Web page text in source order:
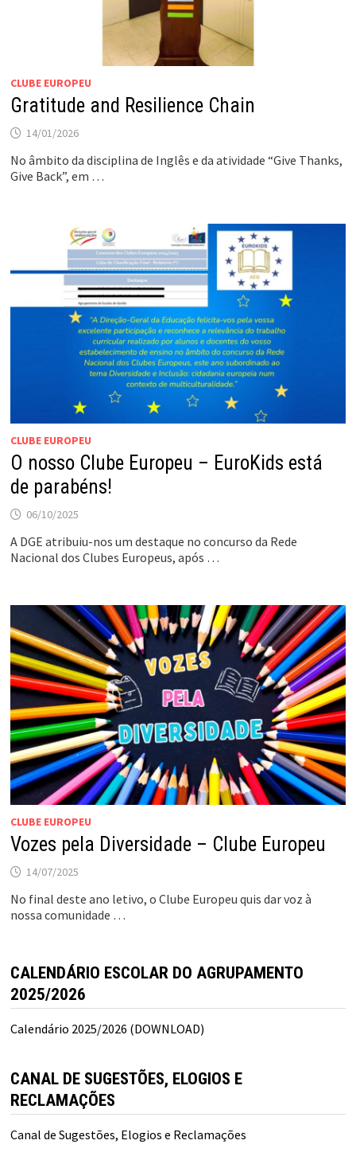
CLUBE EUROPEU
Gratitude and Resilience Chain
14/01/2026
No âmbito da disciplina de Inglês e da atividade “Give Thanks,
Give Back”, em …
CLUBE EUROPEU
O nosso Clube Europeu – EuroKids está
de parabéns!
06/10/2025
A DGE atribuiu-nos um destaque no concurso da Rede
Nacional dos Clubes Europeus, após …
CLUBE EUROPEU
Vozes pela Diversidade – Clube Europeu
14/07/2025
No final deste ano letivo, o Clube Europeu quis dar voz à
nossa comunidade …
CALENDÁRIO ESCOLAR DO AGRUPAMENTO
2025/2026
Calendário 2025/2026 (DOWNLOAD)
CANAL DE SUGESTÕES, ELOGIOS E
RECLAMAÇÕES
Canal de Sugestões, Elogios e Reclamações